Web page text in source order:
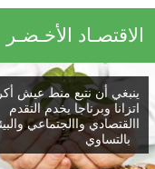
الاقتصـاد الأخـضـر
ينبغي أن نتبع منط عيش أكرث
اتزانا وبرناجا يخدم التقدم
االقتصادي واالجتماعي والبيئي
بالتساوي